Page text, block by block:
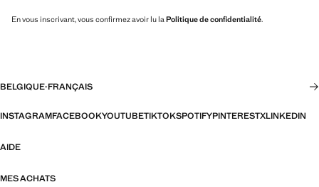
En vous inscrivant, vous confirmez avoir lu la Politique de confidentialité.
BELGIQUE·FRANÇAIS
INSTAGRAMFACEBOOKYOUTUBETIKTOKSPOTIFYPINTERESTXLINKEDIN
AIDE
MES ACHATS